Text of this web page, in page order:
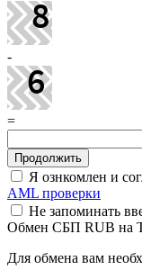
-
=
Я ознкомлен и
AML проверки
Не запоминать
Обмен СБП RUB на
Для обмена вам